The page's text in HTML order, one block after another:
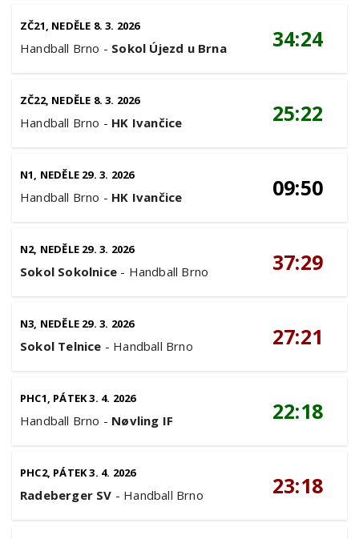
ZČ21, NEDĚLE 8. 3. 2026
Handball Brno - Sokol Újezd u Brna 34:24
ZČ22, NEDĚLE 8. 3. 2026
Handball Brno - HK Ivančice 25:22
N1, NEDĚLE 29. 3. 2026
Handball Brno - HK Ivančice 09:50
N2, NEDĚLE 29. 3. 2026
Sokol Sokolnice - Handball Brno 37:29
N3, NEDĚLE 29. 3. 2026
Sokol Telnice - Handball Brno 27:21
PHC1, PÁTEK 3. 4. 2026
Handball Brno - Nøvling IF 22:18
PHC2, PÁTEK 3. 4. 2026
Radeberger SV - Handball Brno 23:18